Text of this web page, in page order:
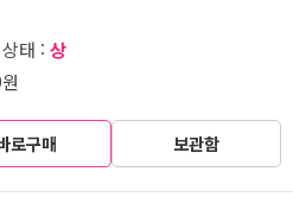
태 : 상
로구매 보관함